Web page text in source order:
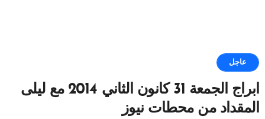
عاجل
ابراج الجمعة 31 كانون الثاني 2014 مع ليلى
المقداد من محطات نيوز